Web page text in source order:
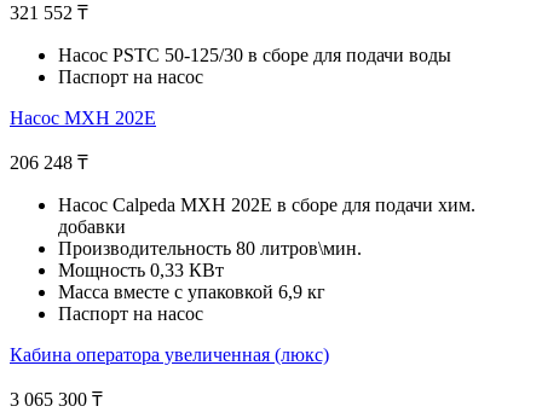
321 552 ₸
Насос PSTC 50-125/30 в сборе для подачи воды
Паспорт на насос
Насос MXH 202E
206 248 ₸
Насос Calpeda MXH 202E в сборе для подачи хим.
добавки
Производительность 80 литров\мин.
Мощность 0,33 КВт
Масса вместе с упаковкой 6,9 кг
Паспорт на насос
Кабина оператора увеличенная (люкс)
3 065 300 ₸